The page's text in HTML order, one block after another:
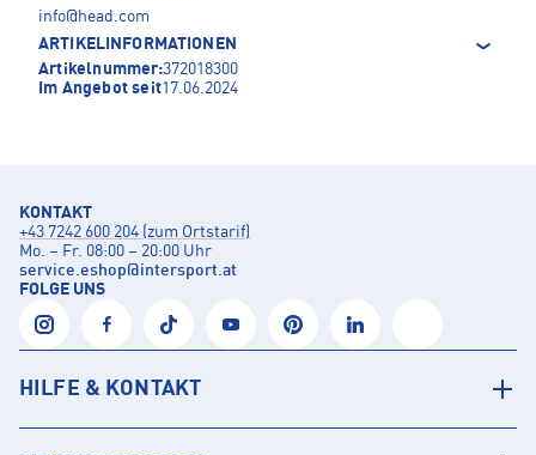
info@head.com
ARTIKELINFORMATIONEN
Artikelnummer:372018300
Im Angebot seit17.06.2024
KONTAKT
+43 7242 600 204 (zum Ortstarif)
Mo. – Fr. 08:00 – 20:00 Uhr
service.eshop@intersport.at
FOLGE UNS
HILFE & KONTAKT